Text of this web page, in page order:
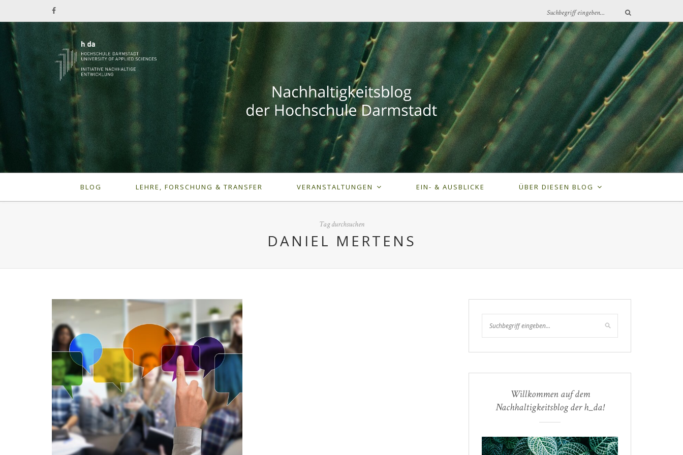
BLOG LEHRE, FORSCHUNG & TRANSFER VERANSTALTUNGEN EIN- & AUSBLICKE ÜBER DIESEN BLOG
Tag durchsuchen
DANIEL MERTENS
Willkommen auf dem
Nachhaltigkeitsblog der h_da!